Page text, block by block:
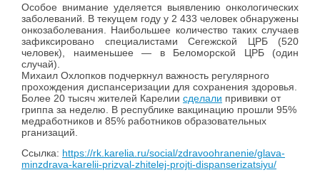
Особое внимание уделяется выявлению онкологических
заболеваний. В текущем году у 2 433 человек обнаружены
онкозаболевания. Наибольшее количество таких случаев
зафиксировано специалистами Сегежской ЦРБ (520
человек), наименьшее — в Беломорской ЦРБ (один
случай).
Михаил Охлопков подчеркнул важность регулярного
прохождения диспансеризации для сохранения здоровья.
Более 20 тысяч жителей Карелии сделали прививки от
гриппа за неделю. В республике вакцинацию прошли 95%
медработников и 85% работников образовательных
рганизаций.
Ссылка: https://rk.karelia.ru/social/zdravoohranenie/glava-
minzdrava-karelii-prizval-zhitelej-projti-dispanserizatsiyu/